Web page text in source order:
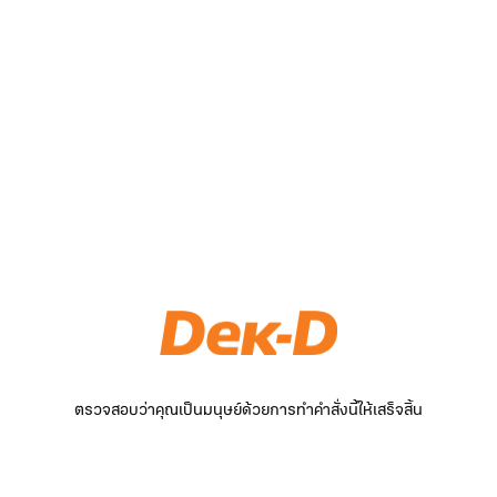
ตรวจสอบว่าคุณเป็นมนุษย์ด้วยการทำคำสั่งนี้ให้เสร็จสิ้น